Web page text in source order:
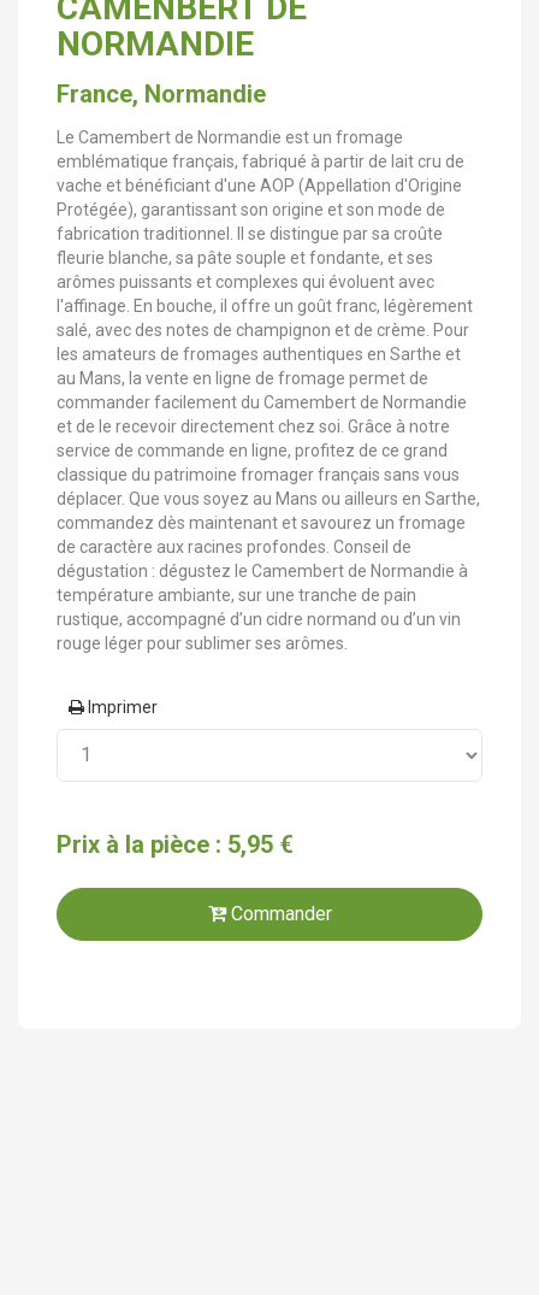
CAMENBERT DE
NORMANDIE
France, Normandie
Le Camembert de Normandie est un fromage
emblématique français, fabriqué à partir de lait cru de
vache et bénéficiant d'une AOP (Appellation d'Origine
Protégée), garantissant son origine et son mode de
fabrication traditionnel. Il se distingue par sa croûte
fleurie blanche, sa pâte souple et fondante, et ses
arômes puissants et complexes qui évoluent avec
l'affinage. En bouche, il offre un goût franc, légèrement
salé, avec des notes de champignon et de crème. Pour
les amateurs de fromages authentiques en Sarthe et
au Mans, la vente en ligne de fromage permet de
commander facilement du Camembert de Normandie
et de le recevoir directement chez soi. Grâce à notre
service de commande en ligne, profitez de ce grand
classique du patrimoine fromager français sans vous
déplacer. Que vous soyez au Mans ou ailleurs en Sarthe,
commandez dès maintenant et savourez un fromage
de caractère aux racines profondes. Conseil de
dégustation : dégustez le Camembert de Normandie à
température ambiante, sur une tranche de pain
rustique, accompagné d’un cidre normand ou d’un vin
rouge léger pour sublimer ses arômes.
Imprimer
Prix à la pièce : 5,95 €
Commander